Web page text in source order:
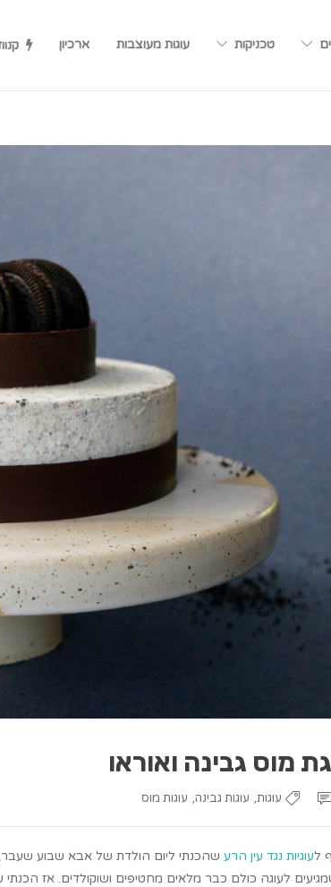
ארכיון עוגות מעוצבות טכניקות
מוס גבינה ואוראו
עוגות, עוגות גבינה, עוגות מוס
לעוגיות נגד עין הרע שהכנתי ליום הולדת של אבא שבוע שעבר,
לעוגה כולם כבר מלאים מחטיפים ושוקולדים. אז